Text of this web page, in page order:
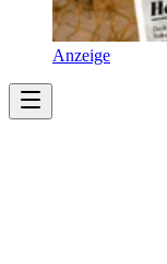
Anzeige